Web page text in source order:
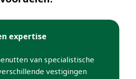
expertise
van specialistische
vestigingen